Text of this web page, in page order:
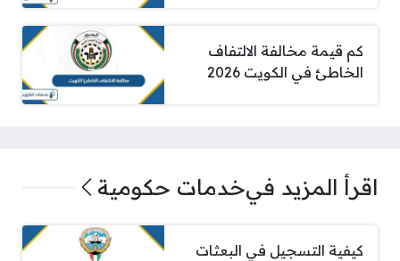
كم قيمة مخالفة الالتفاف
الخاطئ في الكويت 2026
اقرأ المزيد فيخدمات حكومية
كيفية التسجيل في البعثات